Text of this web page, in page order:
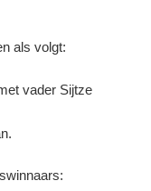
als volgt:
vader Sijtze